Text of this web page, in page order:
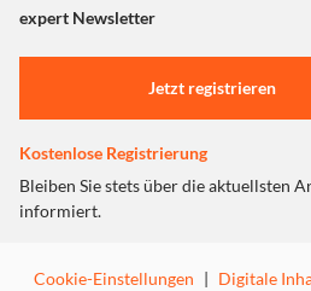
"Marketing".
Einstellungen anpassen
expert Newsletter
Jetzt registrieren
Kostenlose Registrierung
Bleiben Sie stets über die aktuellsten
informiert.
Cookie-Einstellungen | Digitale